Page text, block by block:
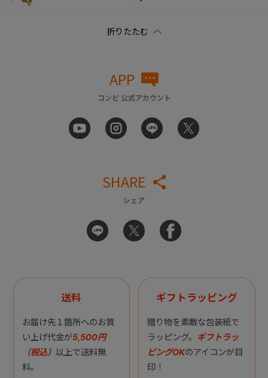
APP
コンビ 公式アカウント
SHARE
シェア
送料
お届け先１箇所へのお買
い上げ代金が5,500円
（税込） 以上で送料無
料。
ギフトラッピング
贈り物を素敵な包装紙で
ラッピング。 ギフトラッ
ピングOKのアイコンが目
印！